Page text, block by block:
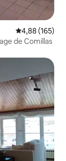
Évaluation
4,88 (165)
de Comillas